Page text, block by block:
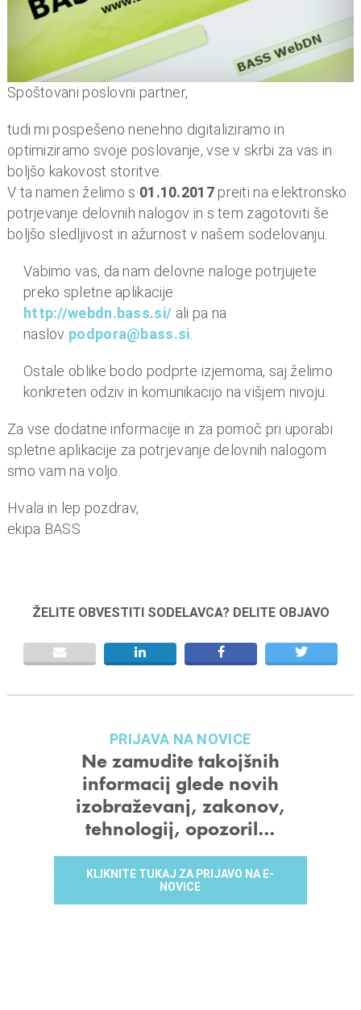
n
č
u
k
o
u
a
f
i
Spoštovani poslovni partner,
tudi mi pospešeno nenehno digitaliziramo in
optimiziramo svoje poslovanje, vse v skrbi za vas in
boljšo kakovost storitve.
V ta namen želimo s 01.10.2017preiti na elektronsko
potrjevanje delovnih nalogov in s tem zagotoviti še
boljšo sledljivost in ažurnost v našem sodelovanju.
Vabimo vas, da nam delovne naloge potrjujete
preko spletne aplikacije
http://webdn.bass.si/ ali pa na
naslov podpora@bass.si
Ostale oblike bodo podprte izjemoma, saj želimo
konkreten odziv in komunikacijo na višjem nivoju.
Za vse dodatne informacije in za pomoč pri uporabi
spletne aplikacije za potrjevanje delovnih nalogom
smo vam na voljo.
Hvala in lep pozdrav,
ekipa BASS
ŽELITE OBVESTITI SODELAVCA? DELITE OBJAVO
PRIJAVA NA NOVICE
Ne zamudite takojšnih
informacij glede novih
izobraževanj, zakonov,
tehnologij, opozoril…
KLIKNITE TUKAJ ZA PRIJAVO NA E-
NOVICE